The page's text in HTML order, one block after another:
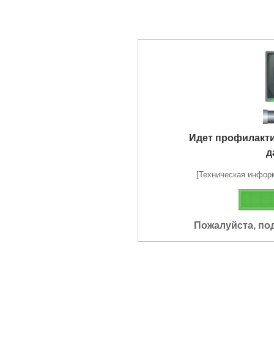
Идет
[Техническая
Пожалуйста,